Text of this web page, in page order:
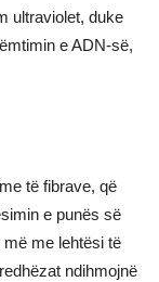
ultraviolet, duke
e ADN-së,
të fibrave, që
e punës së
me lehtësi të
ndihmojnë